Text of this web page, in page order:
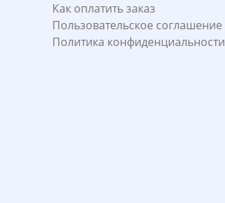
Как оплатить заказ
Пользовательское соглашение
Политика конфиденциальности